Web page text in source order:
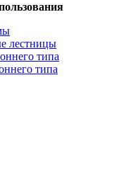
лестницы
типа
типа